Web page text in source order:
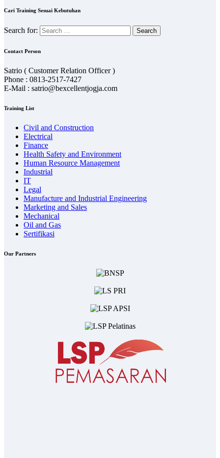
Cari Training Sesuai Kebutuhan
Search for:
Contact Person
Satrio ( Customer Relation Officer )
Phone : 0813-2517-7427
E-Mail : satrio@bexcellentjogja.com
Training List
Civil and Construction
Electrical
Finance
Health Safety and Environment
Human Resource Management
Industrial
IT
Legal
Manufacture and Industrial Engineering
Marketing and Sales
Mechanical
Oil and Gas
Sertifikasi
Our Partners